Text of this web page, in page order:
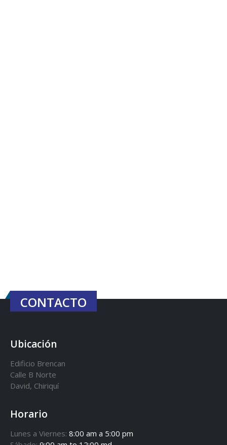
CONTACTO
Ubicación
Edificio Brencan
Calle B Norte
David, Chiriquí
Horario
Lunes a Viernes: 8:00 am a 5:00 pm